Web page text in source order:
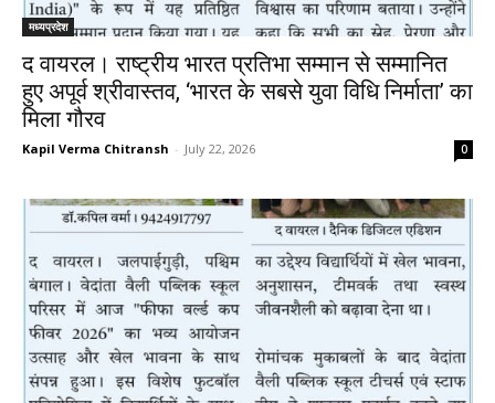
मध्यप्रदेश
द वायरल। राष्ट्रीय भारत प्रतिभा सम्मान से सम्मानित
हुए अपूर्व श्रीवास्तव, ‘भारत के सबसे युवा विधि निर्माता’ का
मिला गौरव
Kapil Verma Chitransh - July 22, 2026 0